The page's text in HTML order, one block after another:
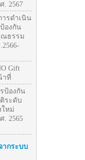
. 2567
รดำเนิน
องกัน
ณธรรม
Gift
าที่
ป้องกัน
ระดับ
ใหม่
. 2565
ากระบบ